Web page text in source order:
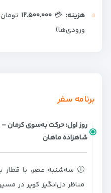
هزینه:💳۱۲.۵۰۰.۰۰۰
ورودی‌ها)
برنامه سفر
روز اول: حرکت به‌سوی کرمان –
شاهزاده ماهان
🕕 سه‌شنبه عصر، با قطار
مناظر دل‌انگیز کویر در